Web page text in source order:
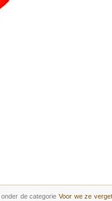
onder de categorieVoor we ze